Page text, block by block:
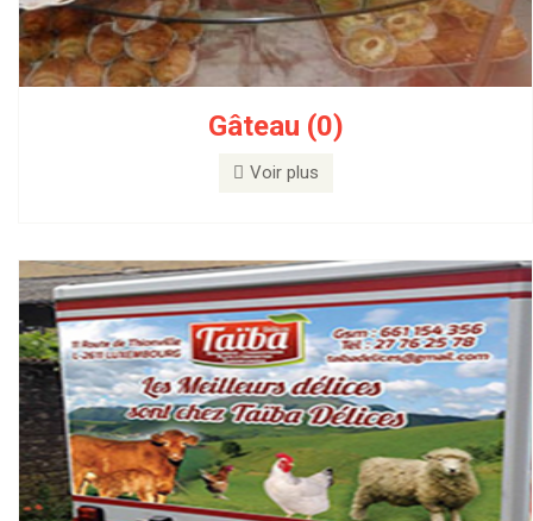
Gâteau (0)
Voir plus
Livraison (0)